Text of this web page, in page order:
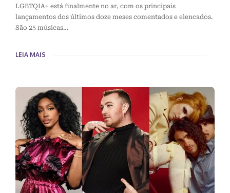
LGBTQIA+ está finalmente no ar, com os principais
lançamentos dos últimos doze meses comentados e elencados.
São 25 músicas…
LEIA MAIS